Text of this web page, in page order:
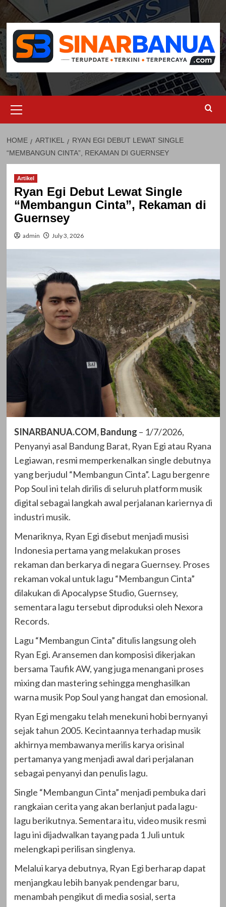
Skip
content
Menu
HOME ARTIKEL
RYAN EGI DEBUT LEWAT SINGLE
“MEMBANGUN CINTA”, REKAMAN DI GUERNSEY
Artikel
Ryan Egi Debut Lewat Single
“Membangun Cinta”, Rekaman di
Guernsey
admin July 3, 2026
SINARBANUA.COM, Bandung – 1/7/2026,
Penyanyi asal Bandung Barat, Ryan Egi atau Ryana
Legiawan, resmi memperkenalkan single debutnya
yang berjudul “Membangun Cinta”. Lagu bergenre
Pop Soul ini telah dirilis di seluruh platform musik
digital sebagai langkah awal perjalanan kariernya di
industri musik.
Menariknya, Ryan Egi disebut menjadi musisi
Indonesia pertama yang melakukan proses
rekaman dan berkarya di negara Guernsey. Proses
rekaman vokal untuk lagu “Membangun Cinta”
dilakukan di Apocalypse Studio, Guernsey,
sementara lagu tersebut diproduksi oleh Nexora
Records.
Lagu “Membangun Cinta” ditulis langsung oleh
Ryan Egi. Aransemen dan komposisi dikerjakan
bersama Taufik AW, yang juga menangani proses
mixing dan mastering sehingga menghasilkan
warna musik Pop Soul yang hangat dan emosional.
Ryan Egi mengaku telah menekuni hobi bernyanyi
sejak tahun 2005. Kecintaannya terhadap musik
akhirnya membawanya merilis karya orisinal
pertamanya yang menjadi awal dari perjalanan
sebagai penyanyi dan penulis lagu.
Single “Membangun Cinta” menjadi pembuka dari
rangkaian cerita yang akan berlanjut pada lagu-
lagu berikutnya. Sementara itu, video musik resmi
lagu ini dijadwalkan tayang pada 1 Juli untuk
melengkapi perilisan singlenya.
Melalui karya debutnya, Ryan Egi berharap dapat
menjangkau lebih banyak pendengar baru,
menambah pengikut di media sosial, serta